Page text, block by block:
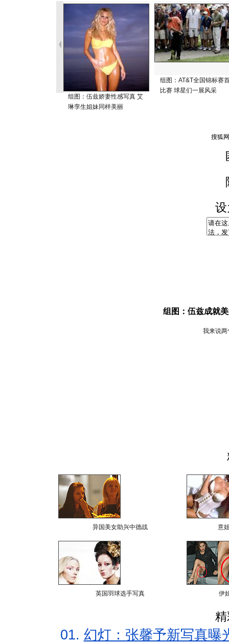
组图：伍兹娇妻性感写真 艾
琳孪生姐妹同样美丽
组图：AT&T全国锦标赛
比赛 球星们一展风采
组图：伍兹成就
我来说两
异国美女助兴中德战 意
英国羽球选手写真 伊
01. 幻灯：张馨予新写真曝